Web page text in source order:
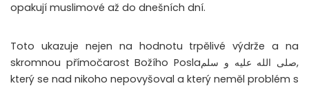
opakují muslimové až do dnešních dní.
Toto ukazuje nejen na hodnotu trpělivé výdrže a na
skromnou přímočarost Božího Poslaصلى الله عليه و سلم,
který se nad nikoho nepovyšoval a který neměl problém s